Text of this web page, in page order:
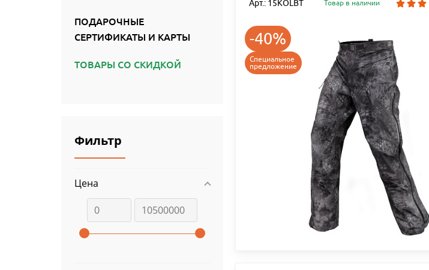
ПОДАРОЧНЫЕ
СЕРТИФИКАТЫ И КАРТЫ
ТОВАРЫ СО СКИДКОЙ
Фильтр
Цена
Арт.: 15KOLBT Товар в наличии
-40%
Специальное
предложение